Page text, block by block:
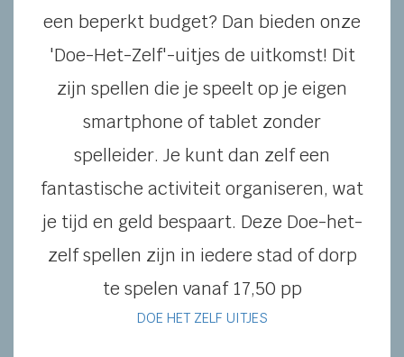
een beperkt budget? Dan bieden onze
'Doe-Het-Zelf'-uitjes de uitkomst! Dit
zijn spellen die je speelt op je eigen
smartphone of tablet zonder
spelleider. Je kunt dan zelf een
fantastische activiteit organiseren, wat
je tijd en geld bespaart. Deze Doe-het-
zelf spellen zijn in iedere stad of dorp
te spelen vanaf 17,50 pp
DOE HET ZELF UITJES